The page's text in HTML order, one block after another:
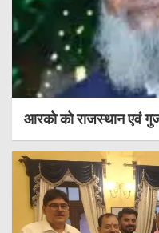
आरको को राजस्थान एवं